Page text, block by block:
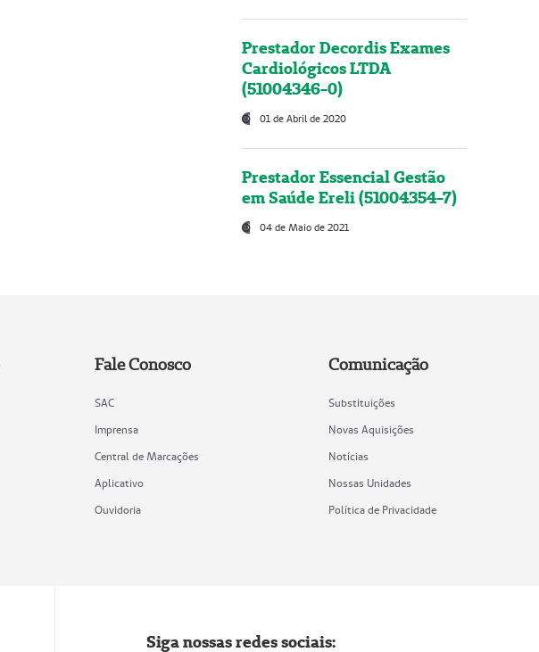
Prestador Decordis Exames
Cardiológicos LTDA
(51004346-0)
01 de Abril de 2020
Prestador Essencial Gestão
em Saúde Ereli (51004354-7)
04 de Maio de 2021
Fale Conosco
SAC
Imprensa
Central de Marcações
Aplicativo
Ouvidoria
Comunicação
Substituições
Novas Aquisições
Notícias
Nossas Unidades
Política de Privacidade
Siga nossas redes sociais: